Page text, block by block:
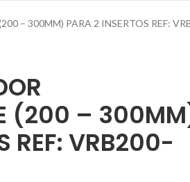
– 300MM) PARA 2 INSERTOS REF:
(200 –
REF: VRB200-